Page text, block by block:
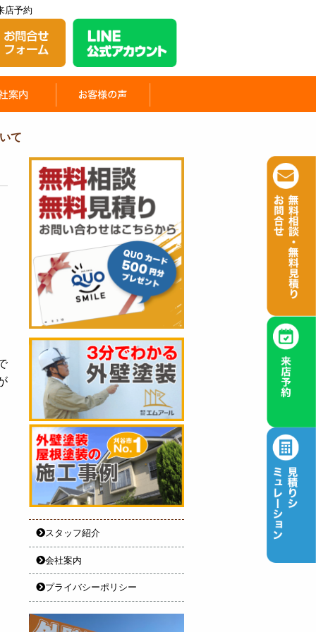
店予約
て
スタッフ紹介
会社案内
プライバシーポリシー